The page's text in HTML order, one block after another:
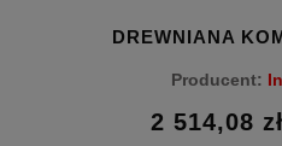
DREWNIANA
Producent:
2 514,08 zł